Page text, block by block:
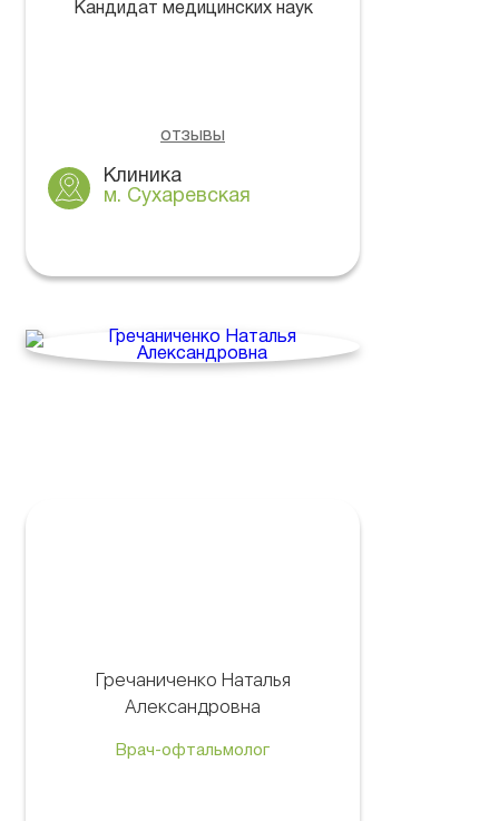
Кандидат медицинских наук
отзывы
Клиника
м. Сухаревская
Гречаниченко Наталья
Александровна
Врач-офтальмолог